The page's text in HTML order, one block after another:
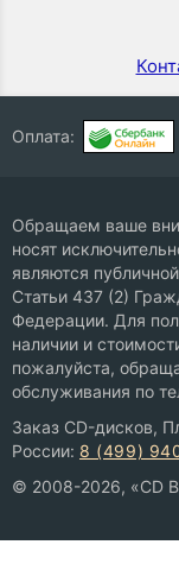
Оплата:
Обращаем ваше
носят
являются
Статьи 437 (2)
Федерации. Для
наличии и
пожалуйста,
обслуживания по
Заказ CD-дисков,
России: 8 (499)
© 2008-2026, «CD